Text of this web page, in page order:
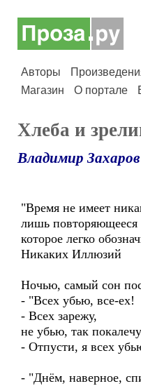
Авторы
Магазин
О портале
Хлеба и
Владимир
"Время не имеет
лишь повторяющееся
которое легко
Никаких Иллюзий
Ночью, самый сон
- "Всех убью, все-ех!
- Всех зарежу,
не убью, так
- Отпусти, я всех
- "Днём, наверное,